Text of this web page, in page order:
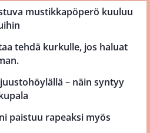
mustikkapöperö kuuluu
tehdä kurkulle, jos haluat
– näin syntyy
paistuu rapeaksi myös